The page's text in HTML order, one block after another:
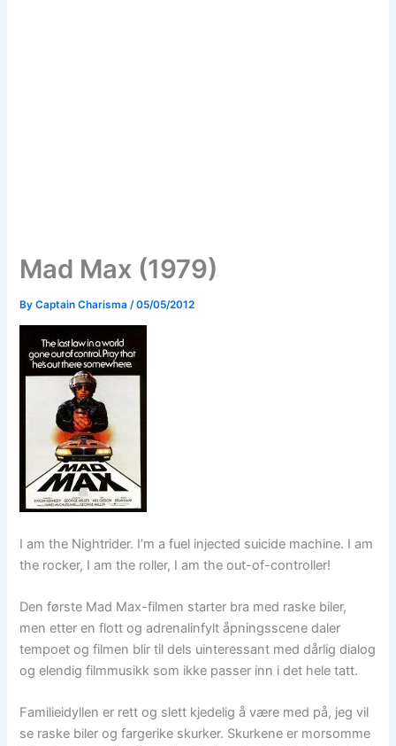
Mad Max (1979)
ByCaptain Charisma /05/05/2012
I am the Nightrider. I’m a fuel injected suicide machine. I am
the rocker, I am the roller, I am the out-of-controller!
Den første Mad Max-filmen starter bra med raske biler,
men etter en flott og adrenalinfylt åpningsscene daler
tempoet og filmen blir til dels uinteressant med dårlig dialog
og elendig filmmusikk som ikke passer inn i det hele tatt.
Familieidyllen er rett og slett kjedelig å være med på, jeg vil
se raske biler og fargerike skurker. Skurkene er morsomme